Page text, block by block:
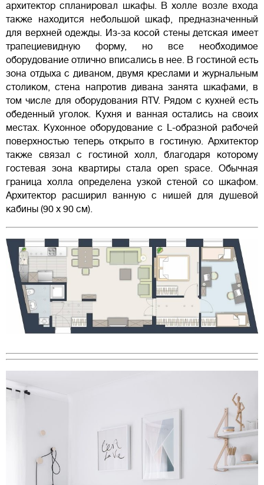
архитектор спланировал шкафы. В холле возле входа
также находится небольшой шкаф, предназначенный
для верхней одежды. Из-за косой стены детская имеет
трапециевидную форму, но все необходимое
оборудование отлично вписались в нее. В гостиной есть
зона отдыха с диваном, двумя креслами и журнальным
столиком, стена напротив дивана занята шкафами, в
том числе для оборудования RTV. Рядом с кухней есть
обеденный уголок. Кухня и ванная остались на своих
местах. Кухонное оборудование с L-образной рабочей
поверхностью теперь открыто в гостиную. Архитектор
также связал с гостиной холл, благодаря которому
гостевая зона квартиры стала open space. Обычная
граница холла определена узкой стеной со шкафом.
Архитектор расширил ванную с нишей для душевой
кабины (90 х 90 см).